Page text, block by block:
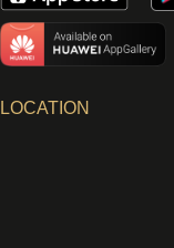
LOCATION